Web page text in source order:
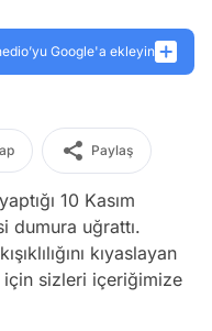
Google'a ekleyin
Paylaş
10 Kasım
dumura uğrattı.
kıyaslayan
için sizleri içeriğimize